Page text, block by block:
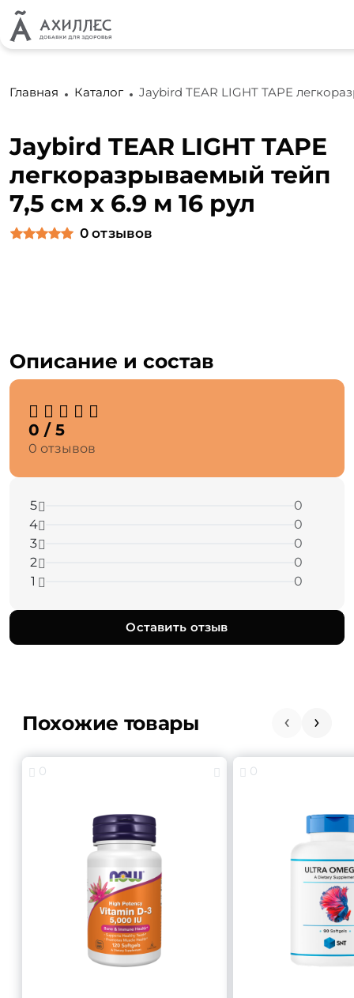
Главная Каталог Jaybird TEAR LIGHT TAPE
Jaybird TEAR LIGHT TAPE
легкоразрываемый тейп
7,5 см х 6.9 м 16 рул
0 отзывов
Описание и состав
0 / 5
0 отзывов
5
0
4
0
3
0
2
0
1
0
Оставить отзыв
Похожие товары
0 0